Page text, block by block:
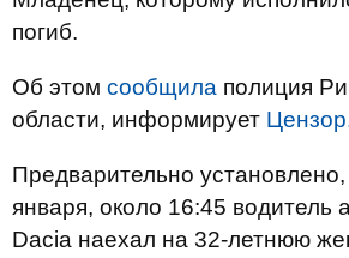
погиб.
Об этом сообщила полиция
области, информирует
Предварительно установлено,
января, около 16:45 водитель
Dacia наехал на 32-летнюю